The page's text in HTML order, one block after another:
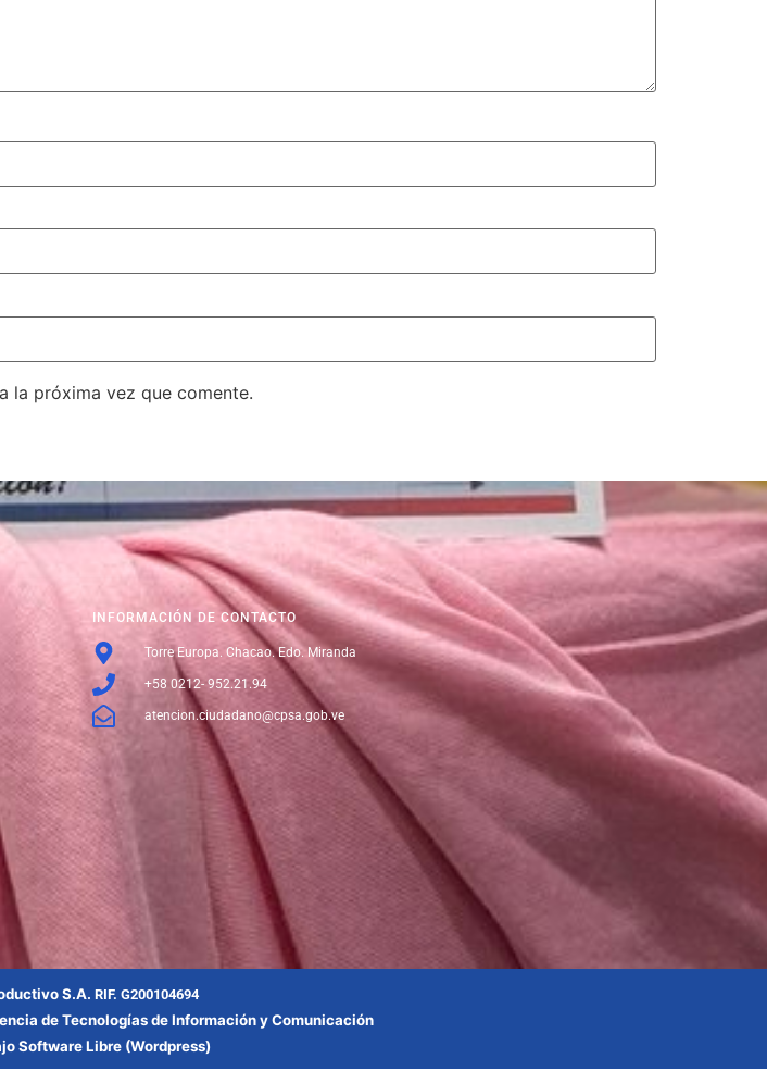
la próxima vez que comente.
INFORMACIÓN DE CONTACTO
Torre Europa. Chacao. Edo. Miranda
+58 0212- 952.21.94
atencion.ciudadano@cpsa.gob.ve
S.A. RIF. G200104694
de Tecnologías de Información y Comunicación
Software Libre (Wordpress)